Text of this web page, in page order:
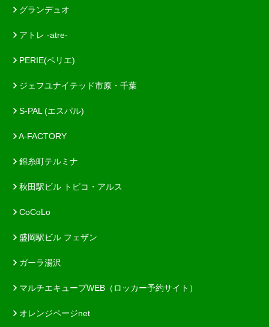
グランデュオ
アトレ -atre-
PERIE(ペリエ)
ジェフユナイテッド市原・千葉
S-PAL (エスパル)
A-FACTORY
錦糸町テルミナ
秋田駅ビル トピコ・アルス
CoCoLo
盛岡駅ビル フェザン
ガーラ湯沢
マルチエキューブWEB（ロッカー予約サイト）
オレンジページnet